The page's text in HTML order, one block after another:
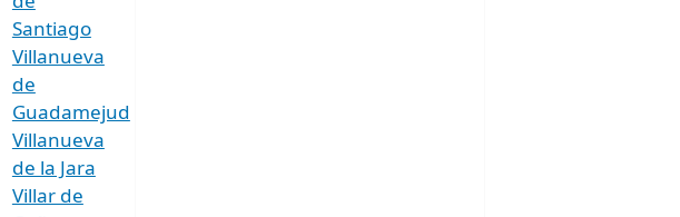
Santiago
Villanueva
de
Guadamejud
Villanueva
de la Jara
Villar de